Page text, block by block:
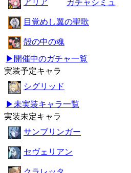
アリア ガチャシミュ
目覚めし翼の聖歌
殻の中の魂
▶開催中のガチャ一覧
実装予定キャラ
シグリッド
▶未実装キャラ一覧
実装未定キャラ
サンブリンガー
セヴェリアン